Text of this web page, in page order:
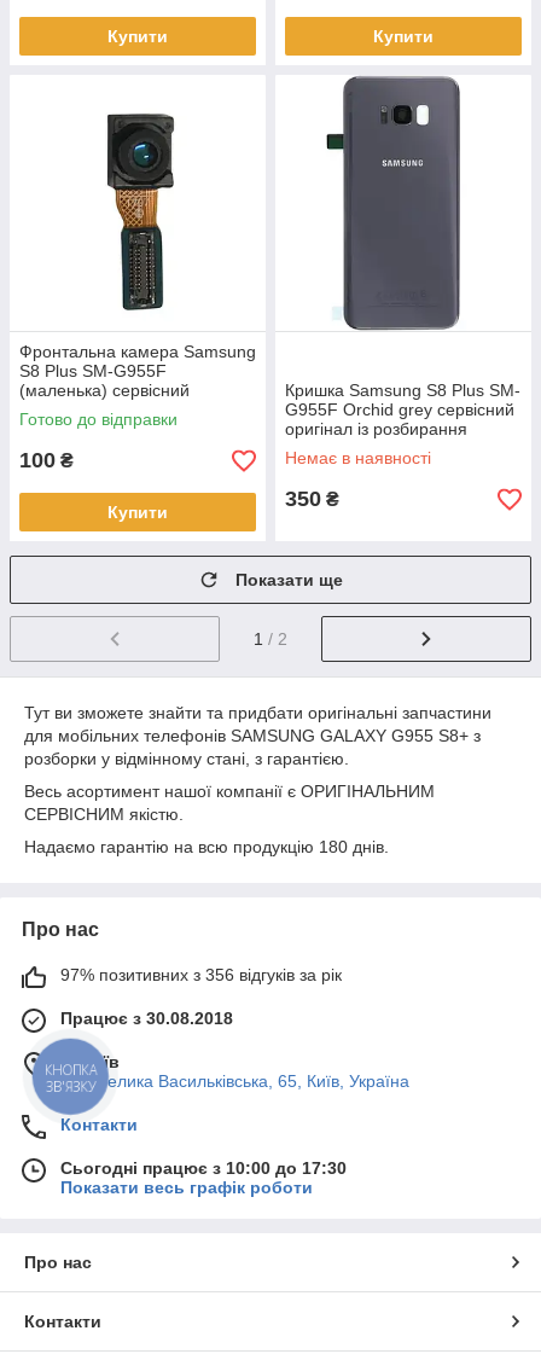
Купити Купити
Фронтальна камера Samsung
S8 Plus SM-G955F
(маленька) сервісний
оригінал з розбірки
Готово до відправки
100 ₴
Купити
Кришка Samsung S8 Plus SM-
G955F Orchid grey сервісний
оригінал із розбирання
Немає в наявності
350 ₴
Показати ще
1 / 2
Тут ви зможете знайти та придбати оригінальні запчастини
для мобільних телефонів SAMSUNG GALAXY G955 S8+ з
розборки у відмінному стані, з гарантією.
Весь асортимент нашої компанії є ОРИГІНАЛЬНИМ
СЕРВІСНИМ якістю.
Надаємо гарантію на всю продукцію 180 днів.
Про нас
97% позитивних з 356 відгуків за рік
Працює з 30.08.2018
м. Київ
вул. Велика Васильківська, 65, Київ, Україна
Контакти
Сьогодні працює з 10:00 до 17:30
Показати весь графік роботи
Про нас
Контакти
КНОПКА
ЗВ'ЯЗКУ